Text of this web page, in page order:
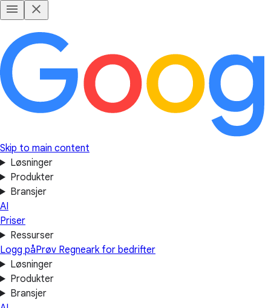
Skip to main content
Løsninger
Produkter
Bransjer
AI
Priser
Ressurser
Logg påPrøv Regneark for bedrifter
Løsninger
Produkter
Bransjer